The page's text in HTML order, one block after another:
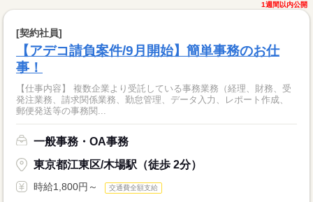
1週間以内公開
[契約社員]
【アデコ請負案件/9月開始】簡単事務のお仕
事！
【仕事内容】 複数企業より受託している事務業務（経理、財務、受
発注業務、請求関係業務、勤怠管理、データ入力、レポート作成、
郵便発送等の事務関...
一般事務・OA事務
東京都江東区/木場駅（徒歩 2分）
時給1,800円～ 交通費全額支給